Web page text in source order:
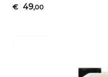
€ 49,00